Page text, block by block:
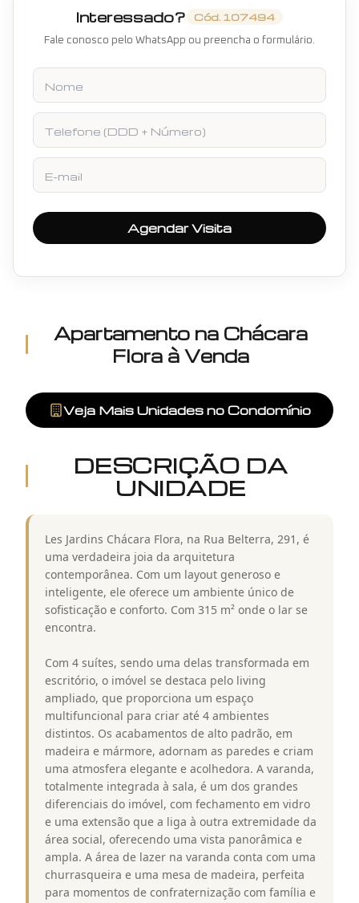
Apartamento na Chácara
Flora à Venda
Veja Mais Unidades no Condomínio
DESCRIÇÃO DA
UNIDADE
Les Jardins Chácara Flora, na Rua Belterra, 291, é
uma verdadeira joia da arquitetura
contemporânea. Com um layout generoso e
inteligente, ele oferece um ambiente único de
sofisticação e conforto. Com 315 m² onde o lar se
encontra.
Com 4 suítes, sendo uma delas transformada em
escritório, o imóvel se destaca pelo living
ampliado, que proporciona um espaço
multifuncional para criar até 4 ambientes
distintos. Os acabamentos de alto padrão, em
madeira e mármore, adornam as paredes e criam
uma atmosfera elegante e acolhedora. A varanda,
totalmente integrada à sala, é um dos grandes
diferenciais do imóvel, com fechamento em vidro
e uma extensão que a liga à outra extremidade da
área social, oferecendo uma vista panorâmica e
ampla. A área de lazer na varanda conta com uma
churrasqueira e uma mesa de madeira, perfeita
para momentos de confraternização com família e
Interessado? Cód. 107494
Fale conosco pelo WhatsApp ou preencha o formulário.
Nome
Telefone
E-mail
Agendar Visita